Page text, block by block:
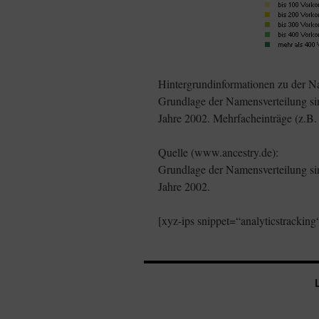
Hintergrundinformationen zu der
Grundlage der Namensverteilung
Jahre 2002. Mehrfacheinträge
Quelle (www.ancestry.de):
Grundlage der Namensverteilung
Jahre 2002.
[xyz-ips